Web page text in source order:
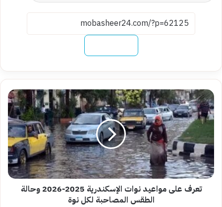
تعرف
على
مواعيد
نوات
الإسكندرية
2025‑2026
وحالة
الطقس
المصاحبة
لكل
تعرف على مواعيد نوات الإسكندرية 2025‑2026 وحالة
الطقس المصاحبة لكل نوة